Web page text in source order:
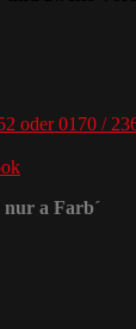
oder 0170 /
a Farb´